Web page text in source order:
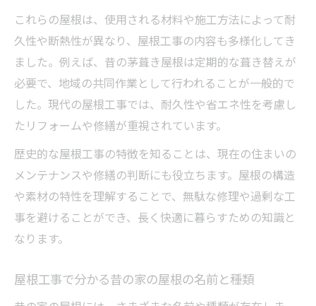
秘密
屋根の歴史と屋根工事の関連性を時代で比
較
屋根修理の歴史背景と実用知識
屋根工事の歴史を生かした修理ポイント解
屋根修理の歴史と屋根工事の実用的な知識
屋根工事と昔の修理方法から学ぶ注意点
飛び込み修理と屋根工事の信頼性を見極め
法
これらの屋根は、使用される材料や施工方法によって耐
久性や断熱性が異なり、屋根工事の内容も多様化してき
ました。例えば、昔の茅葺き屋根は定期的な葺き替えが
必要で、地域の共同作業として行われることが一般的で
した。現代の屋根工事では、耐久性や省エネ性を考慮し
たリフォームや修繕が重視されています。
歴史的な屋根工事の特徴を知ることは、現在の住まいの
メンテナンスや修繕の判断にも役立ちます。屋根の構造
や素材の特性を理解することで、無駄な修理や過剰な工
事を避けることができ、長く快適に暮らすための知識と
なります。
屋根工事で分かる昔の家の屋根の名前と種類